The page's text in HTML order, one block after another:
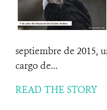
septiembre de 2015,
cargo de...
READ THE STORY